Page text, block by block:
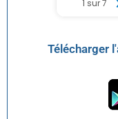
Télécharger